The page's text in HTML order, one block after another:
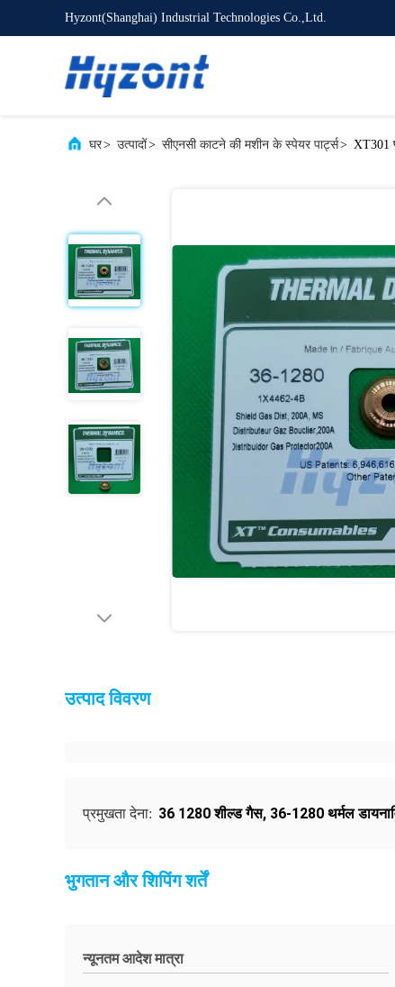
Hyzont(Shanghai) Industrial Technologies Co.,Ltd.
घर> उत्पादों> सीएनसी काटने की मशीन के स्पेयर पार्ट्स> XT301
उत्पाद विवरण
प्रमुखता देना: 36 1280 शील्ड गैस, 36-1280 थर्मल
भुगतान और शिपिंग शर्तें
न्यूनतम आदेश मात्रा